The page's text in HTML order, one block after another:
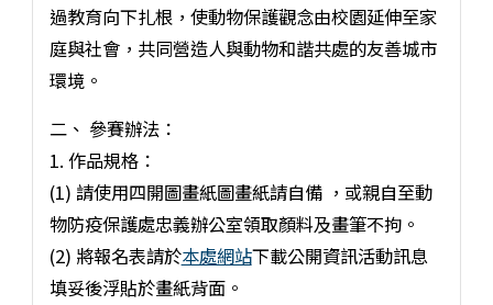
過教育向下扎根，使動物保護觀念由校園延伸至家
庭與社會，共同營造人與動物和諧共處的友善城市
環境。
二、 參賽辦法：
1. 作品規格：
(1) 請使用四開圖畫紙圖畫紙請自備 ，或親自至動
物防疫保護處忠義辦公室領取顏料及畫筆不拘。
(2) 將報名表請於本處網站下載公開資訊活動訊息
填妥後浮貼於畫紙背面。